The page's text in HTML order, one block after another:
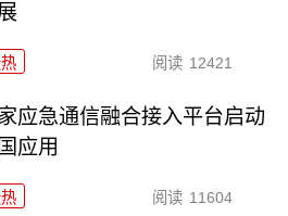
阅读 12421
应急通信融合接入平台启动
应用
阅读 11604